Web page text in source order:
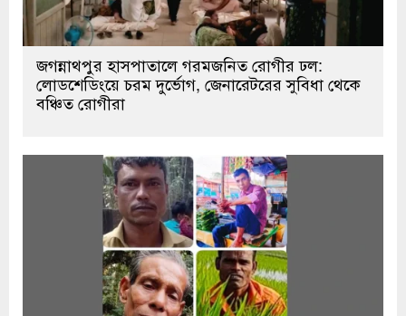
জগন্নাথপুর হাসপাতালে গরমজনিত রোগীর ঢল:
লোডশেডিংয়ে চরম দুর্ভোগ, জেনারেটরের সুবিধা থেকে
বঞ্চিত রোগীরা